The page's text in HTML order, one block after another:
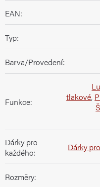
EAN:
Typ:
Barva/Provedení:
Funkce:
tlakové,
Dárky pro
každého: Dárky
Rozměry: